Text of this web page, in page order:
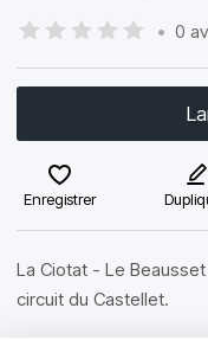
• 0
Enregistrer
La Ciotat - Le
circuit du Castellet.